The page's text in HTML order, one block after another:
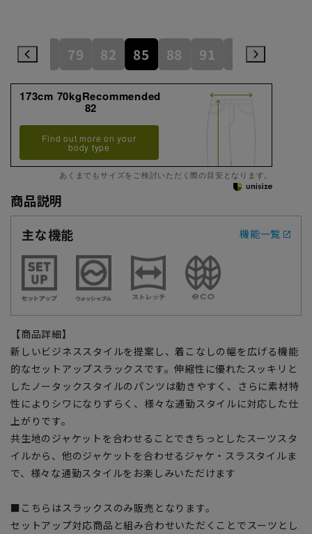
76 79 82 85 88 91 94
173cm 70kgRecommended
82
Find out more on your
body type
あくまでもサイズをご検討いただく際の目安となります。
商品説明
主な機能
機能一覧
【商品詳細】
新しいビジネススタイルを提案し、着こなしの幅を広げる機能
的なセットアップスラックスです。伸縮性に優れたスッキリと
したノータックスタイルのパンツは動きやすく、さらに素材特
性によりシワになりずらく、様々な通勤スタイルに対応した仕
上がりです。
共生地のジャケットを合わせることできちっとしたスーツスタ
イルから、他のジャケットを合わせるジャケ・スラスタイルま
で、様々な通勤スタイルをお楽しみいただけます
■こちらはスラックスのみ販売となります。
セットアップ対応商品と組み合わせいただくことでスーツとし